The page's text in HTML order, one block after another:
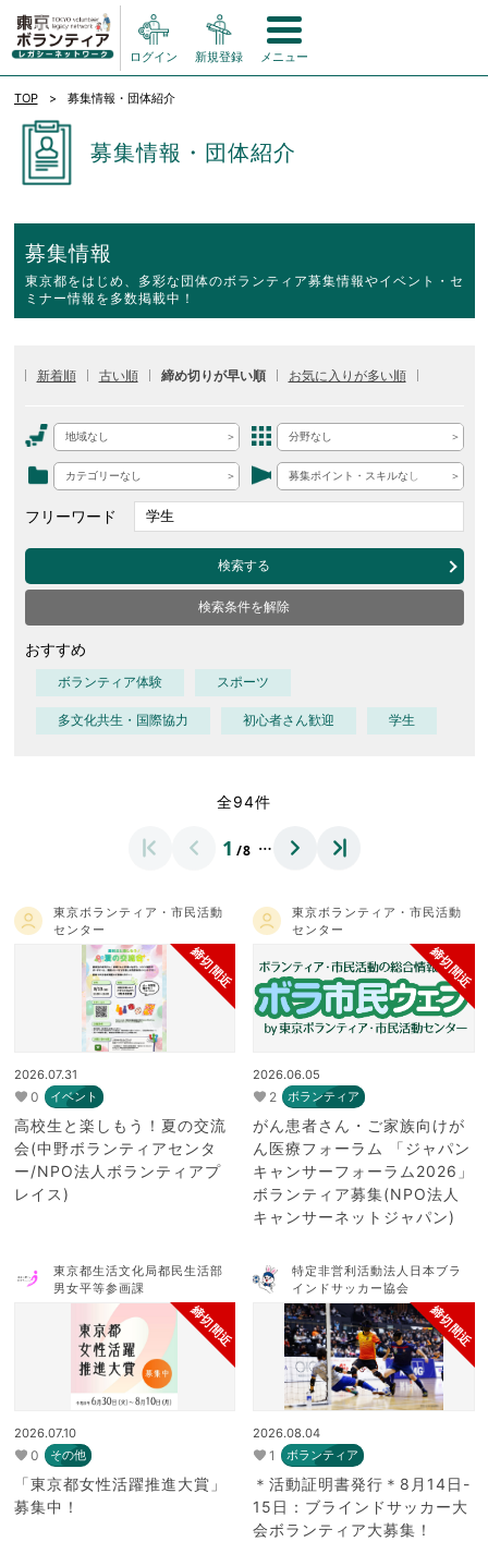
ログイン 新規登録 メニュー
TOP 募集情報・団体紹介
募集情報・団体紹介
募集情報
東京都をはじめ、多彩な団体のボランティア募集情報やイベント・セ
ミナー情報を多数掲載中！
新着順 古い順 締め切りが早い順 お気に入りが多い順
地域なし 分野なし
カテゴリーなし 募集ポイント・スキルなし
フリーワード
検索する
検索条件を解除
おすすめ
ボランティア体験 スポーツ
多文化共生・国際協力 初心者さん歓迎 学生
全94件
1 /8 …
東京ボランティア・市民活動
センター
締切間近
2026.07.31
0 イベント
高校生と楽しもう！夏の交流
会(中野ボランティアセンタ
ー/NPO法人ボランティアプ
レイス)
東京ボランティア・市民活動
センター
締切間近
2026.06.05
2 ボランティア
がん患者さん・ご家族向けが
ん医療フォーラム 「ジャパン
キャンサーフォーラム2026」
ボランティア募集(NPO法人
キャンサーネットジャパン)
東京都生活文化局都民生活部
男女平等参画課
締切間近
2026.07.10
0 その他
「東京都女性活躍推進大賞」
募集中！
特定非営利活動法人日本ブラ
インドサッカー協会
締切間近
2026.08.04
1 ボランティア
＊活動証明書発行＊8月14日-
15日：ブラインドサッカー大
会ボランティア大募集！